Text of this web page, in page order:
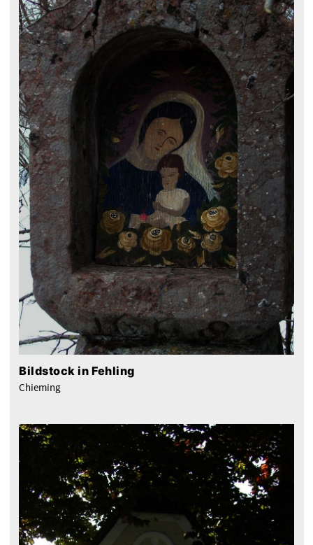
Bildstock in Fehling
Chieming